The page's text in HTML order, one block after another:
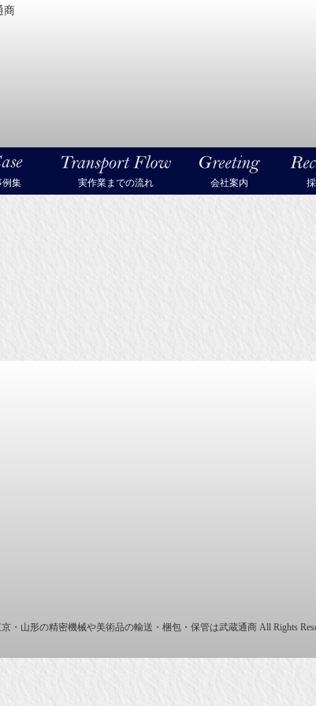
商
例集 実作業までの流れ 会社案内
・山形の精密機械や美術品の輸送・梱包・保管は武蔵通商 All Rights